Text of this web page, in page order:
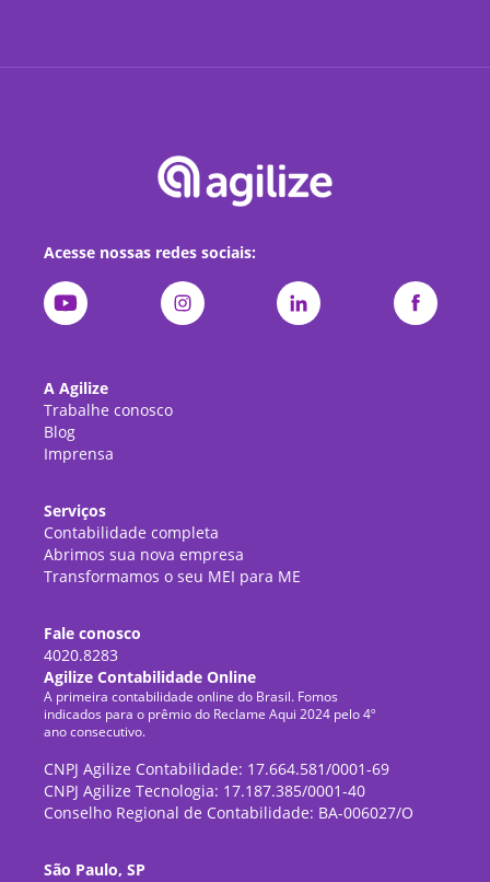
Acesse nossas redes sociais:
A Agilize
Trabalhe conosco
Blog
Imprensa
Serviços
Contabilidade completa
Abrimos sua nova empresa
Transformamos o seu MEI para ME
Fale conosco
4020.8283
Agilize Contabilidade Online
A primeira contabilidade online do Brasil. Fomos
indicados para o prêmio do Reclame Aqui 2024 pelo 4º
ano consecutivo.
CNPJ Agilize Contabilidade: 17.664.581/0001-69
CNPJ Agilize Tecnologia: 17.187.385/0001-40
Conselho Regional de Contabilidade: BA-006027/O
São Paulo, SP